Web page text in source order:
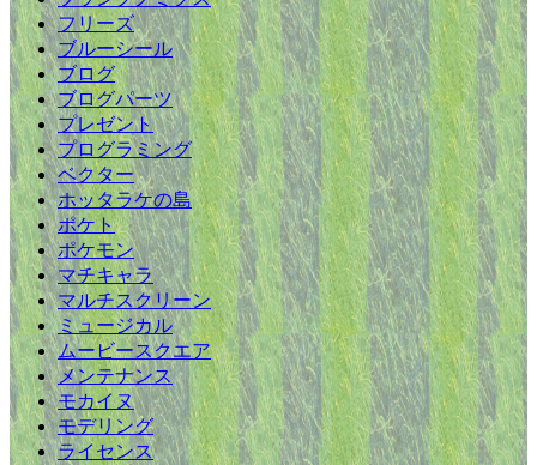
フリーズ
ブルーシール
ブログ
ブログパーツ
プレゼント
プログラミング
ベクター
ホッタラケの島
ポケト
ポケモン
マチキャラ
マルチスクリーン
ミュージカル
ムービースクエア
メンテナンス
モカイヌ
モデリング
ライセンス